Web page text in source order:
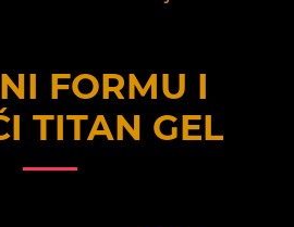
FORMU I
TITAN GEL